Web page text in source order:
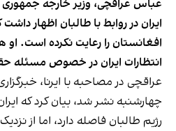
عباس عراقچی، وزیر خارجه جمهوری
ایران در روابط با طالبان اظهار
افغانستان را رعایت نکرده است.
انتظارات ایران در خصوص مسئله
عراقچی در مصاحبه با ایرنا،
چهارشنبه نشر شد، بیان کرد که
رژیم طالبان فاصله دارد، اما از